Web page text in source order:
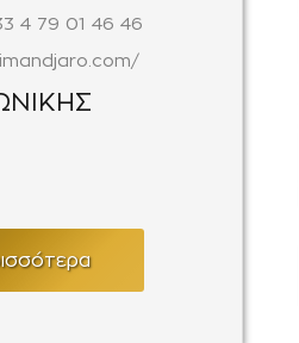
4 79 01 46 46